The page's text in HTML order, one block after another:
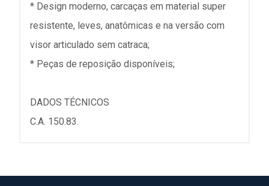
* Design moderno, carcaças em material super
resistente, leves, anatômicas e na versão com
visor articulado sem catraca;
* Peças de reposição disponíveis;
DADOS TÉCNICOS
C.A. 150.83.